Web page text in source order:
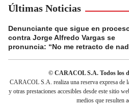
Últimas Noticias
Denunciante que sigue en
contra Jorge Alfredo Vargas se
pronuncia: “No me retracto de
© CARACOL S.A. Todos los
CARACOL S.A. realiza una reserva expresa de
y otras prestaciones accesibles desde este sitio
medios que resulten